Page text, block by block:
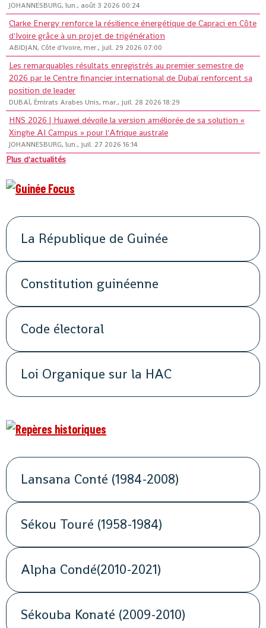
JOHANNESBURG, lun., août 3 2026 00:24
Clarke Energy renforce la résilience énergétique de Capraci en Côte
d'Ivoire grâce à un projet de trigénération
ABIDJAN, Côte d'Ivoire, mer., juil. 29 2026 07:00
Les remarquables résultats enregistrés au premier semestre de
2026 par le Centre financier international de Dubaï renforcent sa
position de leader
DUBAÏ, Émirats Arabes Unis, mar., juil. 28 2026 18:29
HNS 2026 | Huawei dévoile la version améliorée de sa solution «
Xinghe AI Campus » pour l'Afrique australe
JOHANNESBURG, lun., juil. 27 2026 16:14
Plus d'actualités
La République de Guinée
Constitution guinéenne
Code électoral
Loi Organique sur la HAC
Lansana Conté (1984-2008)
Sékou Touré (1958-1984)
Alpha Condé(2010-2021)
Sékouba Konaté (2009-2010)